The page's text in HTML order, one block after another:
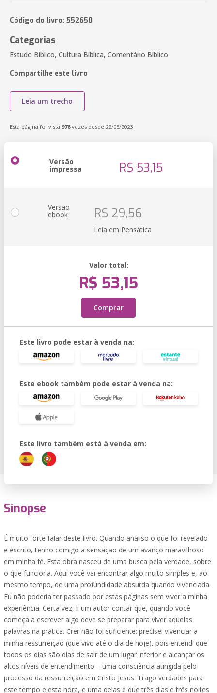
Código do livro: 552650
Categorias
Estudo Bíblico, Cultura Bíblica, Comentário Bíblico
Compartilhe este livro
Leia um trecho
Esta página foi vista 978vezes desde 22/05/2023
Versão
impressa R$ 53,15
Versão
ebook R$ 29,56
Leia em Pensática
Valor total:
R$ 53,15
Comprar
Este livro pode estar à venda na:
Este ebook também pode estar à venda na:
Este livro também está à venda em:
Sinopse
É muito forte falar deste livro. Quando analiso o que foi revelado
e escrito, tenho comigo a sensação de um avanço maravilhoso
em minha fé. Esta obra nasceu de uma busca pela verdade, sobre
o que funciona. Aqui você vai encontrar algo muito simples e, ao
mesmo tempo, de uma profundidade absurda quando vivenciada.
Eu não poderia ter passado por estas páginas sem viver a minha
experiência. Certa vez, li um autor contar que, quando você
começa a escrever algo deve se preparar para viver aquelas
palavras na prática. Crer não foi suficiente: precisei vivenciar a
minha ressurreição (que vivo até o dia de hoje), pois entendi que
todos os dias são dias de sair de um lugar inferior e alcançar os
altos níveis de entendimento – uma consciência atingida pelo
processo da ressurreição em Cristo Jesus. Trago verdades para
este tempo e esta hora, e uma delas é que três dias e três noites